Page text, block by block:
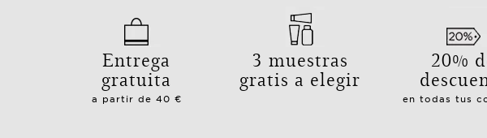
Entrega
gratuita
a partir de 40 €
3 muestras
gratis a elegir
20%
en todas tus